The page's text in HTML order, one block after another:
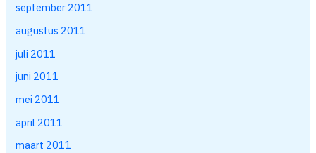
september 2011
augustus 2011
juli 2011
juni 2011
mei 2011
april 2011
maart 2011